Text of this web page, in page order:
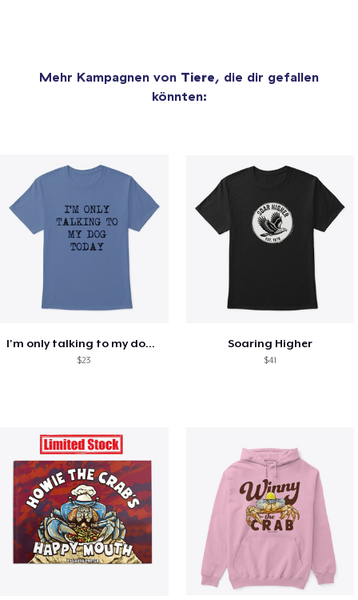
Mehr Kampagnen von Tiere, die dir gefallen
könnten:
I'm only talking to my dog today
$23
Soaring Higher
$41